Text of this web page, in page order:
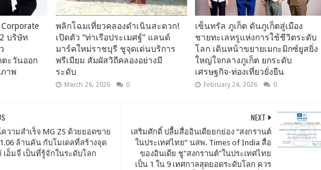
บริษัท
ตะวันออก
าพ
พลิกโฉมเที่ยวคลองดำเนินสะดวก!
เปิดตัว “ท่าเรือประเมศฐ์” แลนด์
มาร์คใหม่ราชบุรี ชูจุดเด่นบริการ
พรีเมียม สัมผัสวิถีคลองอย่างมี
ระดับ
March 26, 2026 0
เซ็นทรัล ภูเก็ต ดันภูเก็ตสู่เมือง
ชายทะเลหรูแห่งการใช้ชีวิตระดับ
โลก เดินหน้าขยายเมกะมิกซ์ยูสยิ่ง
ใหญ่ใจกลางภูเก็ต ยกระดับ
เศรษฐกิจ-ท่องเที่ยวยั่งยืน
February 24, 2026 0
NEXT
เสริมศักดิ์ ปลื้มสื่ออินเดียยกย่อง “สงกรานต์
ในประเทศไทย” นสพ. Times of India สื่อ
ของอินเดีย ชู"สงกรานต์"ในประเทศไทย
เป็น 1 ใน 9 เทศกาลสุดยอดระดับโลก ควร
วามสำเร็จ MG ZS ด้วยยอดขาย
ล้านคัน กับโมเดลที่สร้างจุด
เอ็มจี เป็นที่รู้จักในระดับโลก